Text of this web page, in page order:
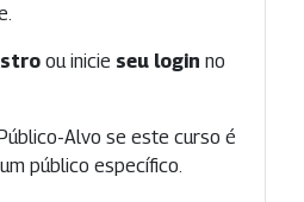
ou inicie seu login no
Alvo se este curso é
público específico.